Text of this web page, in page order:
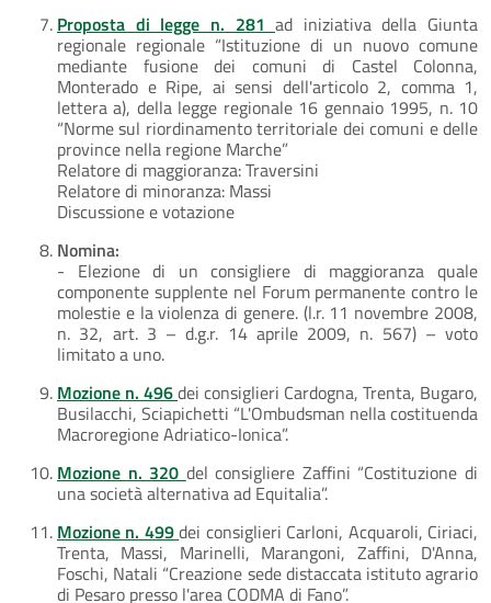
Proposta di legge n. 281ad iniziativa della Giunta
regionale regionale “Istituzione di un nuovo comune
mediante fusione dei comuni di Castel Colonna,
Monterado e Ripe, ai sensi dell'articolo 2, comma 1,
lettera a), della legge regionale 16 gennaio 1995, n. 10
“Norme sul riordinamento territoriale dei comuni e delle
province nella regione Marche”
Relatore di maggioranza: Traversini
Relatore di minoranza: Massi
Discussione e votazione
Nomina:
- Elezione di un consigliere di maggioranza quale
componente supplente nel Forum permanente contro le
molestie e la violenza di genere. (l.r. 11 novembre 2008,
n. 32, art. 3 – d.g.r. 14 aprile 2009, n. 567) – voto
limitato a uno.
Mozione n. 496dei consiglieri Cardogna, Trenta, Bugaro,
Busilacchi, Sciapichetti “L'Ombudsman nella costituenda
Macroregione Adriatico-Ionica”.
Mozione n. 320 del consigliere Zaffini “Costituzione di
una società alternativa ad Equitalia”.
Mozione n. 499dei consiglieri Carloni, Acquaroli, Ciriaci,
Trenta, Massi, Marinelli, Marangoni, Zaffini, D'Anna,
Foschi, Natali “Creazione sede distaccata istituto agrario
di Pesaro presso l'area CODMA di Fano”.